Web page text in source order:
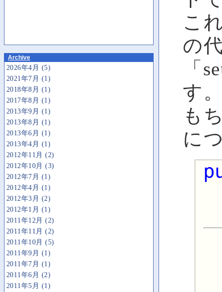
Archive
2026年4月 (5)
2021年7月 (1)
2018年8月 (1)
2017年8月 (1)
2013年9月 (1)
2013年8月 (1)
2013年6月 (1)
2013年4月 (1)
2012年11月 (2)
2012年10月 (3)
2012年7月 (1)
2012年4月 (1)
2012年3月 (2)
2012年1月 (1)
2011年12月 (2)
2011年11月 (2)
2011年10月 (5)
2011年9月 (1)
2011年7月 (1)
2011年6月 (2)
2011年5月 (1)
こ
の
「
す
も
に